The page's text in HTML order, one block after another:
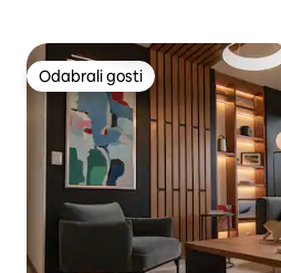
Odabrali gosti
Odabrali gosti